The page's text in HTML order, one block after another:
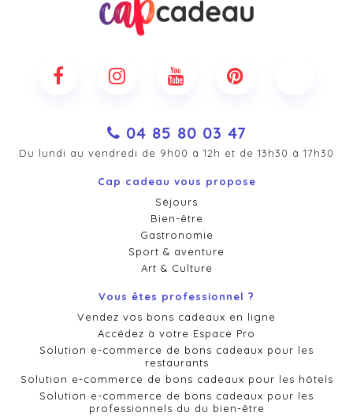
04 85 80 03 47
Du lundi au vendredi de 9h00 à 12h et de 13h30 à 17h30
Cap cadeau vous propose
Séjours
Bien-être
Gastronomie
Sport & aventure
Art & Culture
Vous êtes professionnel ?
Vendez vos bons cadeaux en ligne
Accédez à votre Espace Pro
Solution e-commerce de bons cadeaux pour les
restaurants
Solution e-commerce de bons cadeaux pour les hôtels
Solution e-commerce de bons cadeaux pour les
professionnels du du bien-être